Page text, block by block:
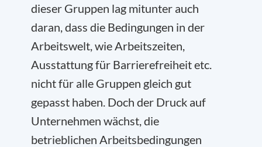
dieser Gruppen lag mitunter auch
daran, dass die Bedingungen in der
Arbeitswelt, wie Arbeitszeiten,
Ausstattung für Barrierefreiheit etc.
nicht für alle Gruppen gleich gut
gepasst haben. Doch der Druck auf
Unternehmen wächst, die
betrieblichen Arbeitsbedingungen